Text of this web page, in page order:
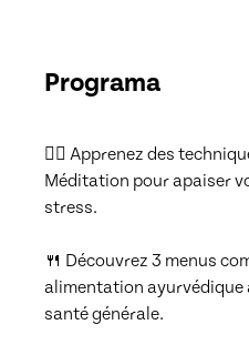
Programa
🧘‍♀️ Apprenez des
Méditation pour apaiser
stress.
🍴 Découvrez 3 menus
alimentation ayurvédique
santé générale.